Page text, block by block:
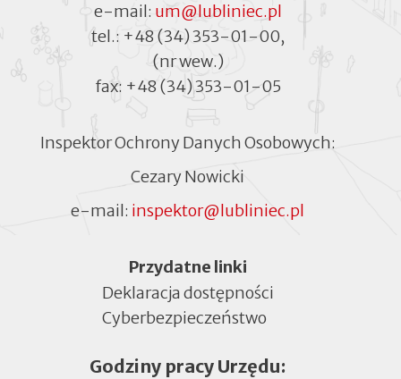
e-mail: um@lubliniec.pl
tel.: +48 (34) 353-01-00,
(nr wew.)
fax: +48 (34) 353-01-05
Inspektor Ochrony Danych Osobowych:
Cezary Nowicki
e-mail: inspektor@lubliniec.pl
MenuPrzydatne linki
Deklaracja dostępności
Cyberbezpieczeństwo
w
Godziny pracy Urzędu: